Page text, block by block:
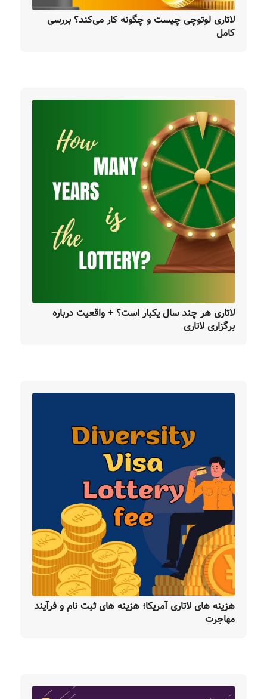
لاتاری لوتوچی چیست و چگونه کار می‌کند؟ بررسی
کامل
لاتاری هر چند سال یکبار است؟ + واقعیت درباره
برگزاری لاتاری
هزینه های لاتاری آمریکا؛ هزینه های ثبت نام و فرآیند
مهاجرت